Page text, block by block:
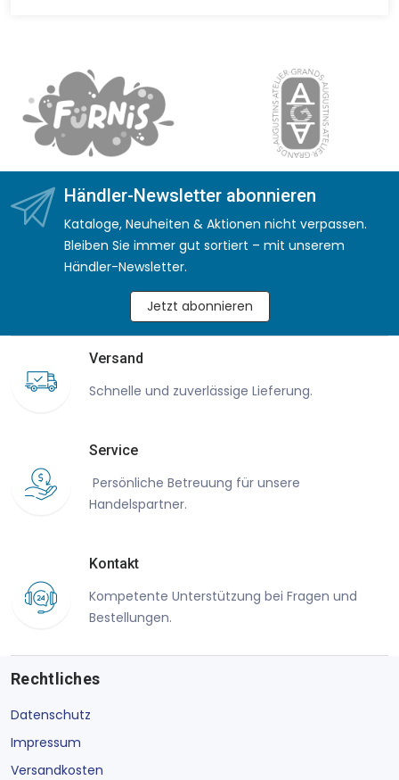
Händler-Newsletter abonnieren
Kataloge, Neuheiten & Aktionen nicht verpassen.
Bleiben Sie immer gut sortiert – mit unserem
Händler-Newsletter.
Jetzt abonnieren
Versand
Schnelle und zuverlässige Lieferung.
Service
Persönliche Betreuung für unsere
Handelspartner.
Kontakt
Kompetente Unterstützung bei Fragen und
Bestellungen.
Rechtliches
Datenschutz
Impressum
Versandkosten